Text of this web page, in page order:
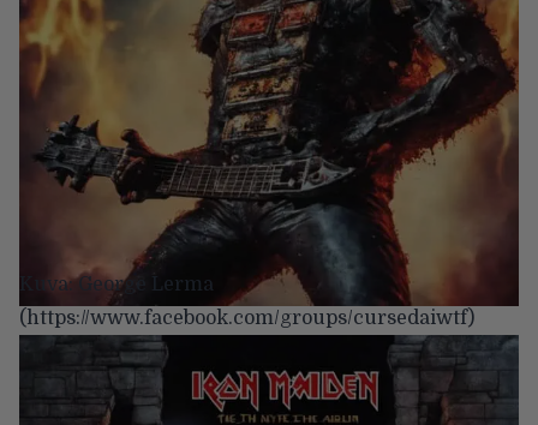
Kuva: George Lerma
(https://www.facebook.com/groups/cursedaiwtf)